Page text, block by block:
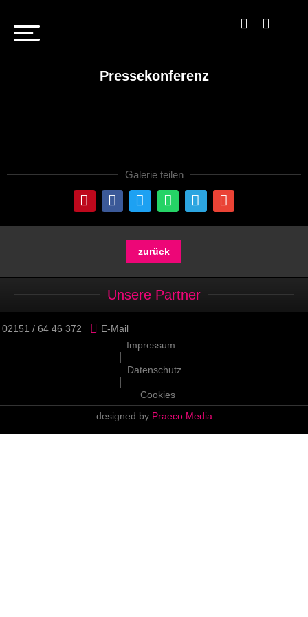
Pressekonferenz
Galerie teilen
zurück
Unsere Partner
02151 / 64 46 372
E-Mail
Impressum
Datenschutz
Cookies
designed by Praeco Media